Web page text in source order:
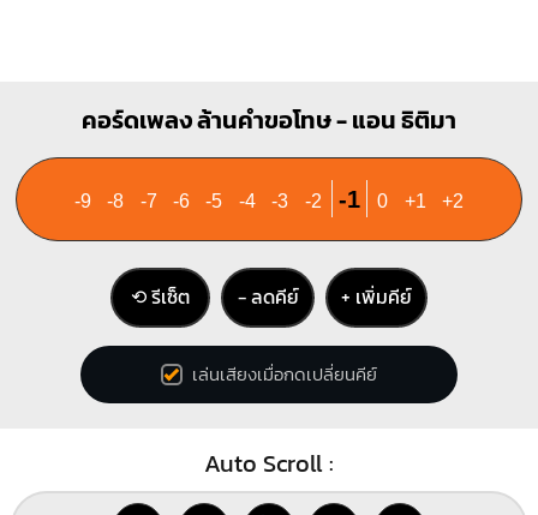
X O
1
1
X O O O
1
2
Cm7
3 4
คอร์ดเพลง ล้านคำขอโทษ - แอน ธิติมา
-9 -8 -7 -6 -5 -4 -3 -2 -1 0 +1 +2
⟲ รีเซ็ต − ลดคีย์ + เพิ่มคีย์
เล่นเสียงเมื่อกดเปลี่ยนคีย์
Auto Scroll :